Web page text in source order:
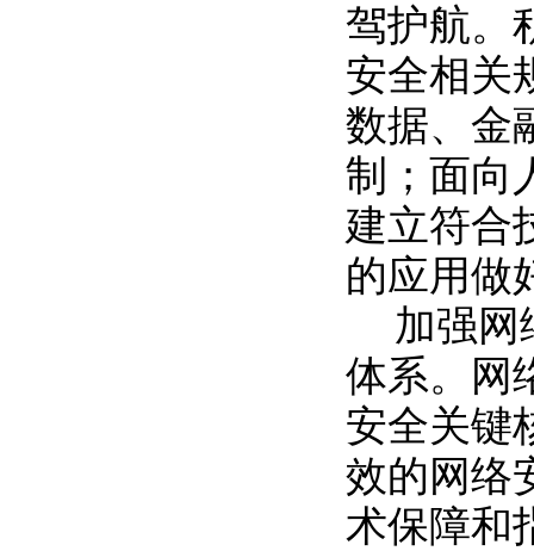
驾护航。
安全相关
数据、金
制；面向
建立符合
的应用做
加强网
体系。网
安全关键
效的网络
术保障和